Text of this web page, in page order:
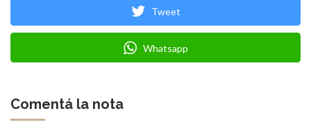
Tweet
Whatsapp
Comentá la nota